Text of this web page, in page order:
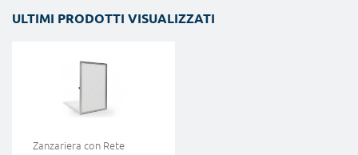
ULTIMI PRODOTTI VISUALIZZATI
Zanzariera con Rete